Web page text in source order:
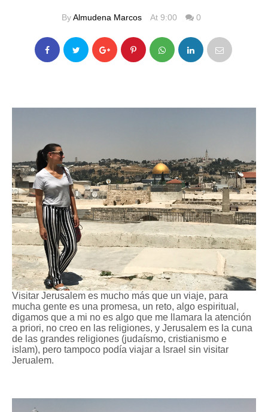
ByAlmudena Marcos At 9:00 0
Visitar Jerusalem es mucho más que un viaje, para
mucha gente es una promesa, un reto, algo espiritual,
digamos que a mi no es algo que me llamara la atención
a priori, no creo en las religiones, y Jerusalem es la cuna
de las grandes religiones (judaísmo, cristianismo e
islam), pero tampoco podía viajar a Israel sin visitar
Jerualem.